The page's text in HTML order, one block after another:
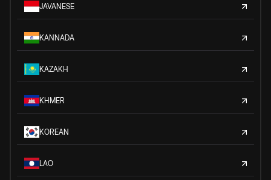
JAVANESE
KANNADA
KAZAKH
KHMER
KOREAN
LAO